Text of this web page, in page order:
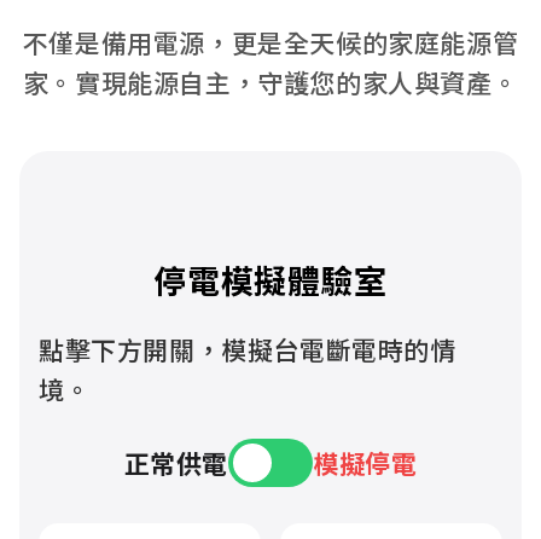
不僅是備用電源，更是全天候的家庭能源管
家。實現能源自主，守護您的家人與資產。
停電模擬體驗室
點擊下方開關，模擬台電斷電時的情
境。
正常供電 模擬停電